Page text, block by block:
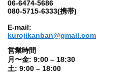
06-6474-5686
080-5715-6333(携帯)
E-mail:
kurojikanban@gmail.com
営業時間
月〜金: 9:00 – 18:30
土: 9:00 – 18:00